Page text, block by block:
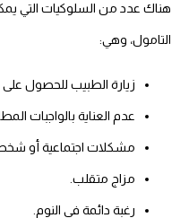
هناك عدد من السلوكيات التي
التامول، وهي:
زيارة الطبيب للحصول
عدم العناية بالواجبات
مشكلات اجتماعية أو
مزاج متقلب.
رغبة دائمة في النوم.